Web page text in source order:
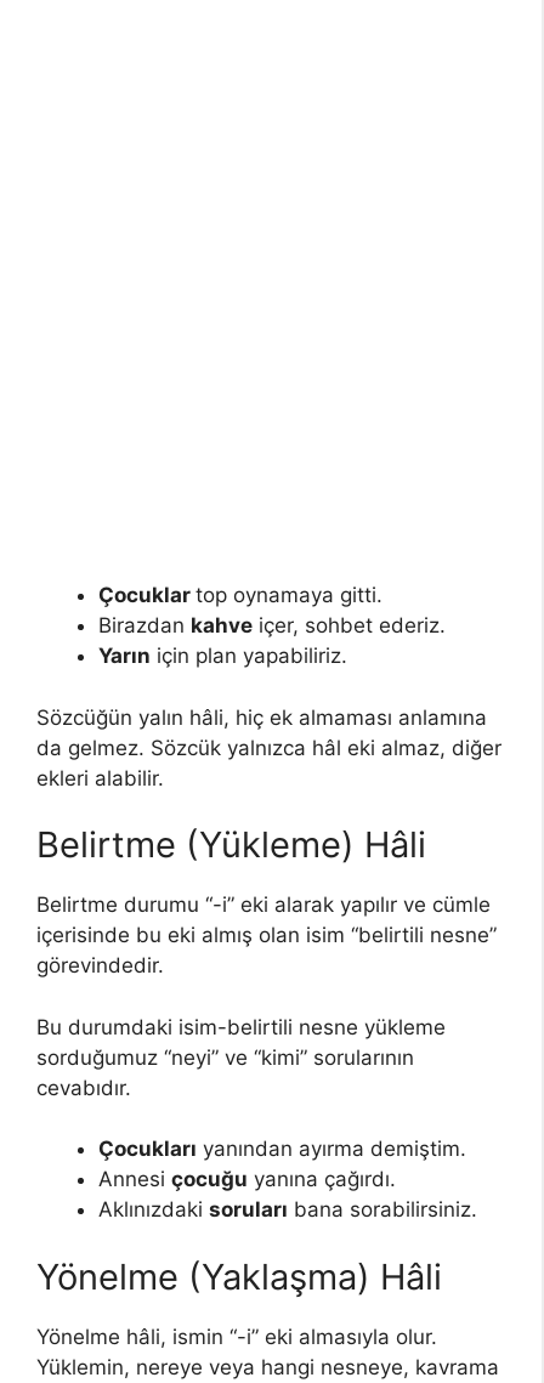
Çocuklar top oynamaya gitti.
Birazdan kahve içer, sohbet ederiz.
Yarın için plan yapabiliriz.
Sözcüğün yalın hâli, hiç ek almaması anlamına
da gelmez. Sözcük yalnızca hâl eki almaz, diğer
ekleri alabilir.
Belirtme (Yükleme) Hâli
Belirtme durumu “-i” eki alarak yapılır ve cümle
içerisinde bu eki almış olan isim “belirtili nesne”
görevindedir.
Bu durumdaki isim-belirtili nesne yükleme
sorduğumuz “neyi” ve “kimi” sorularının
cevabıdır.
Çocukları yanından ayırma demiştim.
Annesi çocuğu yanına çağırdı.
Aklınızdaki soruları bana sorabilirsiniz.
Yönelme (Yaklaşma) Hâli
Yönelme hâli, ismin “-i” eki almasıyla olur.
Yüklemin, nereye veya hangi nesneye, kavrama